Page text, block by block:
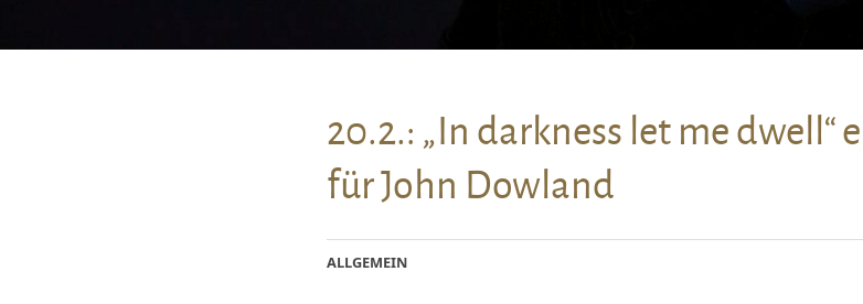
20.2.: „In darkness let me dwell“
für John Dowland
ALLGEMEIN